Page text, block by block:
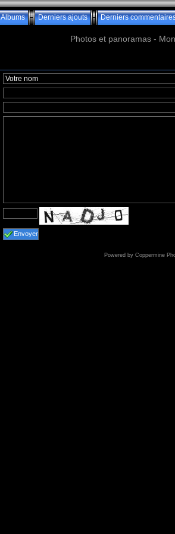
Albums Derniers ajouts Derniers
Photos et panoramas -
Envoyer
Powered by Coppermine